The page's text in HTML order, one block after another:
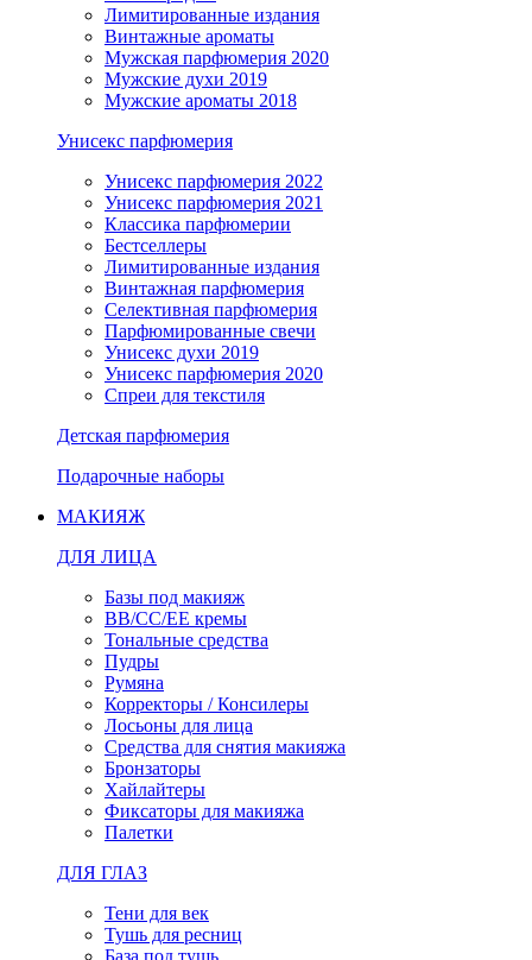
Лимитированные издания
Винтажные ароматы
Мужская парфюмерия 2020
Мужские духи 2019
Мужские ароматы 2018
Унисекс парфюмерия
Унисекс парфюмерия 2022
Унисекс парфюмерия 2021
Классика парфюмерии
Бестселлеры
Лимитированные издания
Винтажная парфюмерия
Селективная парфюмерия
Парфюмированные свечи
Унисекс духи 2019
Унисекс парфюмерия 2020
Спреи для текстиля
Детская парфюмерия
Подарочные наборы
МАКИЯЖ
ДЛЯ ЛИЦА
Базы под макияж
BB/CC/EE кремы
Тональные средства
Пудры
Румяна
Корректоры / Консилеры
Лосьоны для лица
Средства для снятия макияжа
Бронзаторы
Хайлайтеры
Фиксаторы для макияжа
Палетки
ДЛЯ ГЛАЗ
Тени для век
Тушь для ресниц
База под тушь